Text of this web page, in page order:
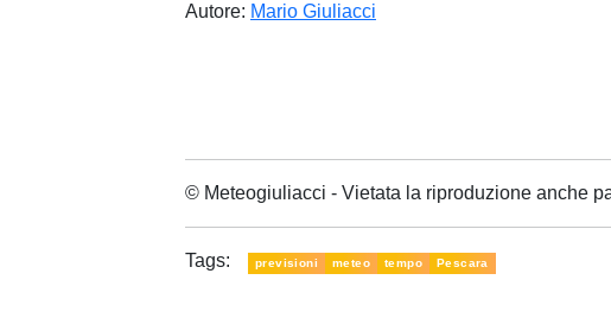
Autore: Mario Giuliacci
© Meteogiuliacci - Vietata la riproduzione anche
Tags: previsioni meteo tempo Pescara